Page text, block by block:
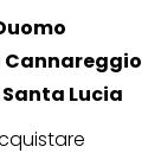
Cannareggio
Lucia